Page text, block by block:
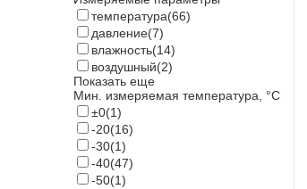
температура(66)
давление(7)
влажность(14)
воздушный(2)
Показать еще
Мин. измеряемая температура, °С
±0(1)
-20(16)
-30(1)
-40(47)
-50(1)